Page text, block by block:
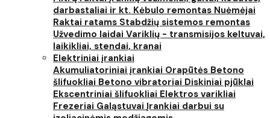
darbastaliai ir kt. Kėbulo remontas Nuėmėjai
Raktai ratams Stabdžių sistemos remontas
Užvedimo laidai Variklių - transmisijos keltuvai,
laikikliai, stendai, kranai
Elektriniai įrankiai
Akumuliatoriniai įrankiai Orapūtės Betono
šlifuokliai Betono vibratoriai Diskiniai pjūklai
Ekscentriniai šlifuokliai Elektros varikliai
Frezeriai Galąstuvai Įrankiai darbui su